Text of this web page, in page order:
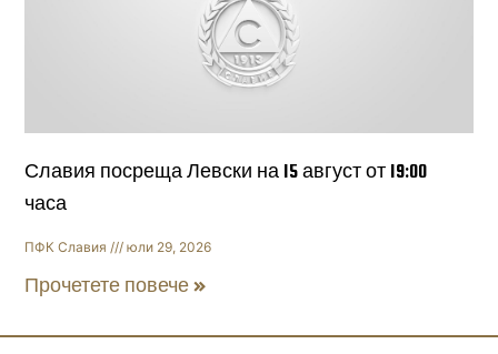
Славия посреща Левски на 15 август от 19:00
часа
ПФК Славия юли 29, 2026
Прочетете повече »